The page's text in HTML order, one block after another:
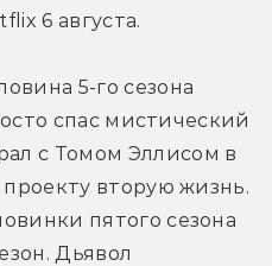
6 августа.
5-го сезона
спас мистический
с Томом Эллисом в
вторую жизнь.
пятого сезона
Дьявол